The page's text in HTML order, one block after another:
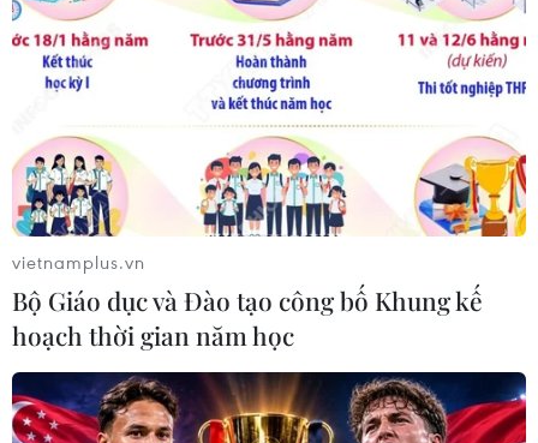
vietnamplus.vn
Bộ Giáo dục và Đào tạo công bố Khung kế
hoạch thời gian năm học